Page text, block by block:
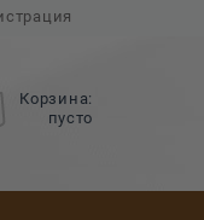
Корзина:
пусто